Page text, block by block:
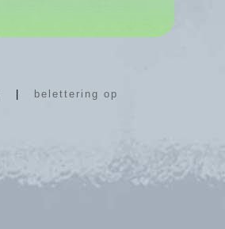
belettering op